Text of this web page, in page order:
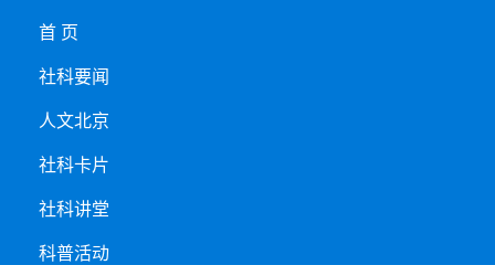
首 页
社科要闻
人文北京
社科卡片
社科讲堂
科普活动